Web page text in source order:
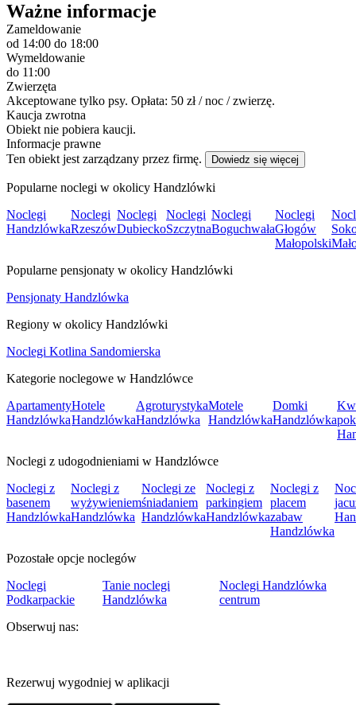
Ważne informacje
Zameldowanie
od 14:00 do 18:00
Wymeldowanie
do 11:00
Zwierzęta
Akceptowane tylko psy. Opłata: 50 zł / noc / zwierzę.
Kaucja zwrotna
Obiekt nie pobiera kaucji.
Informacje prawne
Ten obiekt jest zarządzany przez firmę.
Dowiedz się więcej
Popularne noclegi w okolicy Handzlówki
Noclegi
Handzlówka
Noclegi
Rzeszów
Noclegi
Dubiecko
Noclegi
Szczytna
Noclegi
Boguchwała
Noclegi
Głogów
Małopolski
Popularne pensjonaty w okolicy Handzlówki
Pensjonaty Handzlówka
Regiony w okolicy Handzlówki
Noclegi Kotlina Sandomierska
Kategorie noclegowe w Handzlówce
Apartamenty
Handzlówka
Hotele
Handzlówka
Agroturystyka
Handzlówka
Motele
Handzlówka
Domki
Handzlówka
Noclegi z udogodnieniami w Handzlówce
Noclegi z
basenem
Handzlówka
Noclegi z
wyżywieniem
Handzlówka
Noclegi ze
śniadaniem
Handzlówka
Noclegi z
parkingiem
Handzlówka
Noclegi z
placem
zabaw
Handzlówka
Pozostałe opcje noclegów
Noclegi
Podkarpackie
Tanie noclegi
Handzlówka
Noclegi Handzlówka
centrum
Obserwuj nas:
Rezerwuj wygodniej w aplikacji